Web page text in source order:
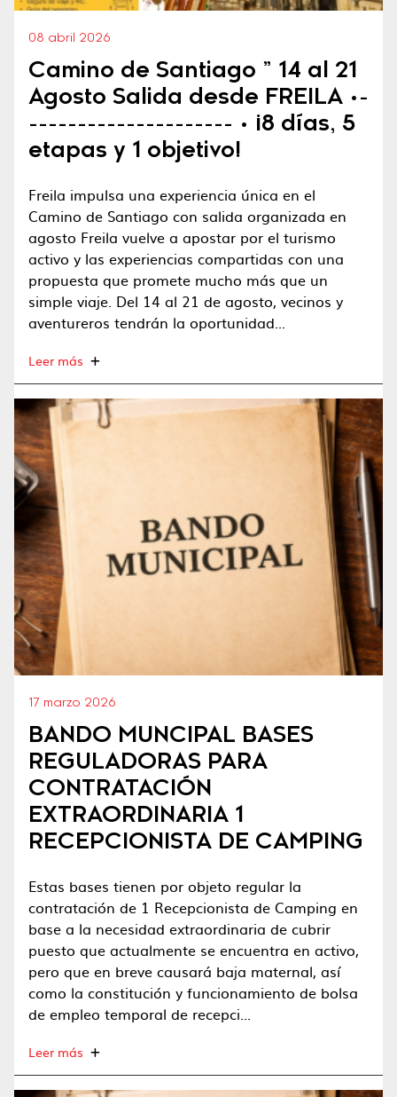
08 abril 2026
Camino de Santiago ” 14 al 21
Agosto Salida desde FREILA •-
--------------------- • ¡8 días, 5
etapas y 1 objetivo!
Freila impulsa una experiencia única en el
Camino de Santiago con salida organizada en
agosto Freila vuelve a apostar por el turismo
activo y las experiencias compartidas con una
propuesta que promete mucho más que un
simple viaje. Del 14 al 21 de agosto, vecinos y
aventureros tendrán la oportunidad...
Leer más
17 marzo 2026
BANDO MUNCIPAL BASES
REGULADORAS PARA
CONTRATACIÓN
EXTRAORDINARIA 1
RECEPCIONISTA DE CAMPING
Estas bases tienen por objeto regular la
contratación de 1 Recepcionista de Camping en
base a la necesidad extraordinaria de cubrir
puesto que actualmente se encuentra en activo,
pero que en breve causará baja maternal, así
como la constitución y funcionamiento de bolsa
de empleo temporal de recepci...
Leer más